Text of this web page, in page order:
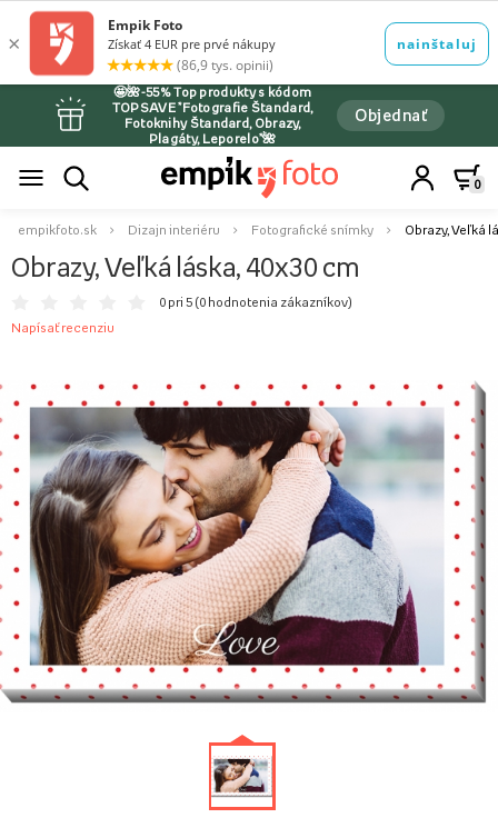
🤩🌺-55% Top produkty s kódom
TOPSAVE *Fotografie Štandard,
Fotoknihy Štandard, Obrazy,
Plagáty, Leporelo*🌺
Objednať
0
empikfoto.sk Dizajn interiéru Fotografické snímky Obrazy, Veľká
Obrazy, Veľká láska, 40x30 cm
0 pri 5 (0 hodnotenia zákazníkov)
Napísať recenziu